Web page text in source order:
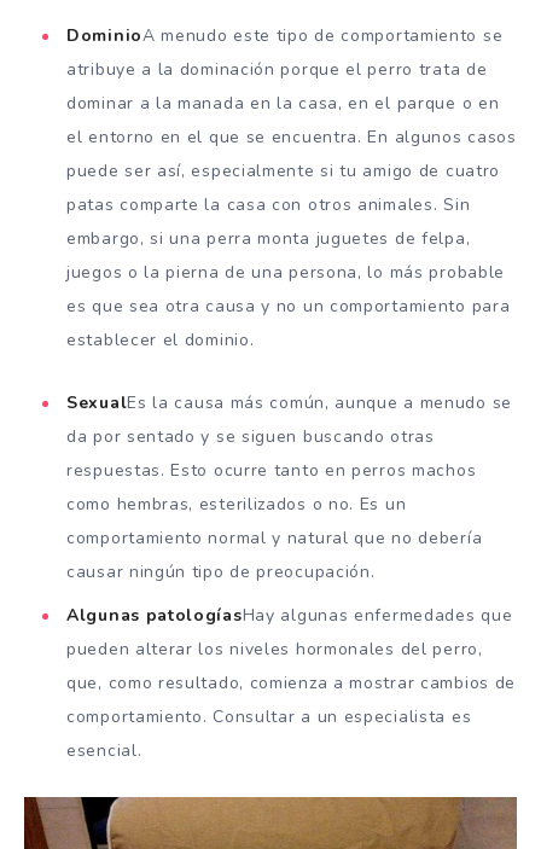
DominioA menudo este tipo de comportamiento se
atribuye a la dominación porque el perro trata de
dominar a la manada en la casa, en el parque o en
el entorno en el que se encuentra. En algunos casos
puede ser así, especialmente si tu amigo de cuatro
patas comparte la casa con otros animales. Sin
embargo, si una perra monta juguetes de felpa,
juegos o la pierna de una persona, lo más probable
es que sea otra causa y no un comportamiento para
establecer el dominio.
SexualEs la causa más común, aunque a menudo se
da por sentado y se siguen buscando otras
respuestas. Esto ocurre tanto en perros machos
como hembras, esterilizados o no. Es un
comportamiento normal y natural que no debería
causar ningún tipo de preocupación.
Algunas patologíasHay algunas enfermedades que
pueden alterar los niveles hormonales del perro,
que, como resultado, comienza a mostrar cambios de
comportamiento. Consultar a un especialista es
esencial.